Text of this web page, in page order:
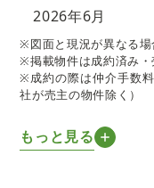
2026年6月
※図面と現況が異なる場
※掲載物件は成約済み・
※成約の際は仲介手数
社が売主の物件除く）
もっと見る